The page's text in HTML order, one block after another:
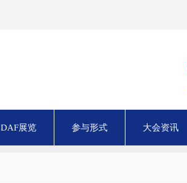
DAF展览 参与形式 大会资讯